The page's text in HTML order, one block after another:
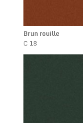
Brun rouille
C 18